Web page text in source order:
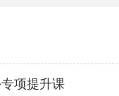
项提升课